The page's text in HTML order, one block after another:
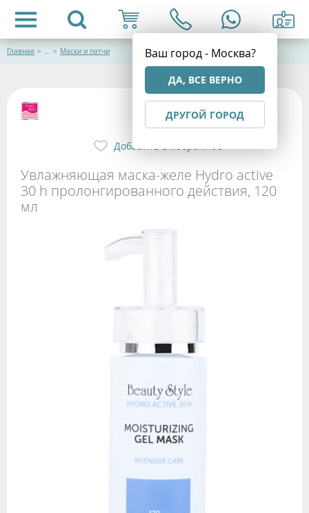
Ваш город - Москва?
ДА, ВСЕ ВЕРНО
ДРУГОЙ ГОРОД
Главная > ... > Маски и патчи
Увлажняющая маска-желе Hydro active
30 h пролонгированного действия, 120
мл
Добавить в избранное